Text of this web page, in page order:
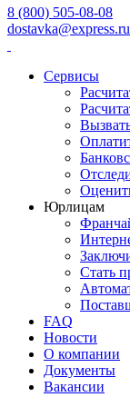
Агаренский п
Агидель г
Агрызский р-н
Агуй-Шапсуг аул
Агульский р-н
Адагум х
Адамовский р-н
Адыге-Хабльский
Адыгейск г
Азнакаевский р-н
Азовская ст-ца
Азовский
Национальный р-н
Акбулакский р-н
Аккерменка х
Аксай г
Аксенов х
Аксеново
8 (800) 505-08-08
dostavka@express.ru
Сервисы
Юрлицам
Стать
FAQ
Новости
О компании
Документы
Вакансии